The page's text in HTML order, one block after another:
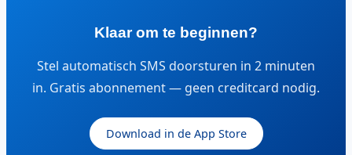
Klaar om te beginnen?
Stel automatisch SMS doorsturen in 2 minuten
in. Gratis abonnement — geen creditcard nodig.
Download in de App Store